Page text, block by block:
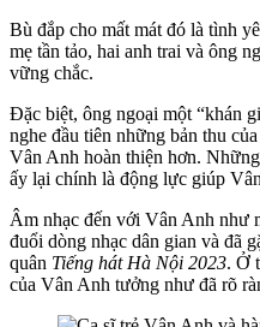
Bù đắp cho mất mát đó là tình
mẹ tần tảo, hai anh trai và ông
vững chắc.
Đặc biệt, ông ngoại một “khán
nghe đầu tiên những bản thu
Vân Anh hoàn thiện hơn.
ấy lại chính là động lực giúp
Âm nhạc đến với Vân Anh như
đuổi dòng nhạc dân gian và đã
quân Tiếng hát Hà Nội 2023. Ở
của Vân Anh tưởng như đã rõ